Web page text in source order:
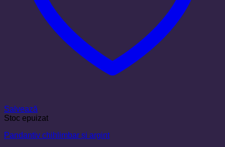
Salvează
Stoc epuizat
Pandantiv chihlimbar și argint